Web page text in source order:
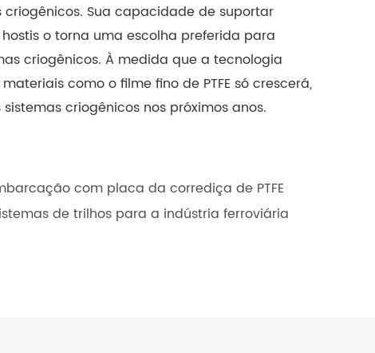
Sua capacidade de suportar
o torna uma escolha preferida para
criogênicos. À medida que a tecnologia
como o filme fino de PTFE só crescerá,
criogênicos nos próximos anos.
com placa da corrediça de PTFE
de trilhos para a indústria ferroviária